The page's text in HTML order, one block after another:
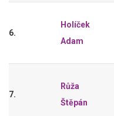
6.
Holíček
Adam
7.
Růža
Štěpán